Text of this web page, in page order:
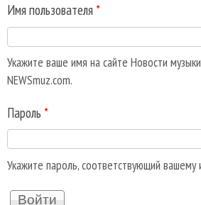
Имя пользователя *
Укажите ваше имя на сайте Новости
NEWSmuz.com.
Пароль *
Укажите пароль, соответствующий вашему